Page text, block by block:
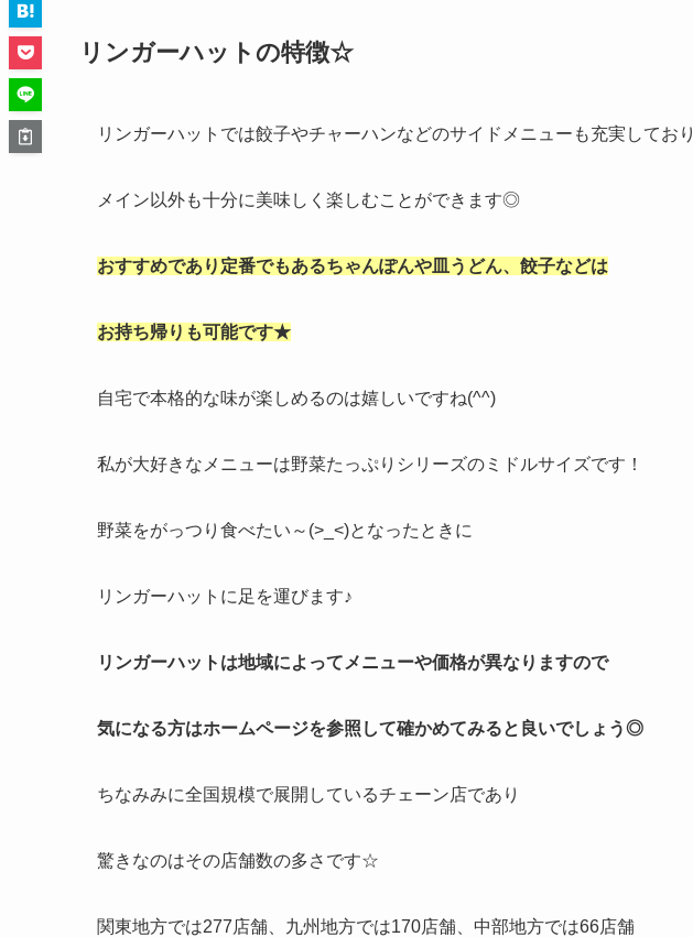
リンガーハットの特徴☆
リンガーハットでは餃子やチャーハンなどのサイドメニューも充実しており
メイン以外も十分に美味しく楽しむことができます◎
おすすめであり定番でもあるちゃんぽんや皿うどん、餃子などは
お持ち帰りも可能です★
自宅で本格的な味が楽しめるのは嬉しいですね(^^)
私が大好きなメニューは野菜たっぷりシリーズのミドルサイズです！
野菜をがっつり食べたい～(>_<)となったときに
リンガーハットに足を運びます♪
リンガーハットは地域によってメニューや価格が異なりますので
気になる方はホームページを参照して確かめてみると良いでしょう◎
ちなみみに全国規模で展開しているチェーン店であり
驚きなのはその店舗数の多さです☆
関東地方では277店舗、九州地方では170店舗、中部地方では66店舗